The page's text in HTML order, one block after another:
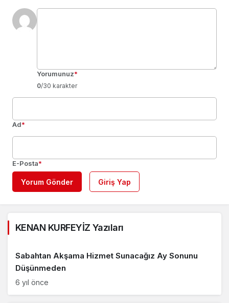
Yorumunuz*
0/30 karakter
Ad*
E-Posta*
Yorum Gönder Giriş Yap
KENAN KURFEYİZ Yazıları
Sabahtan Akşama Hizmet Sunacağız Ay Sonunu
Düşünmeden
6 yıl önce